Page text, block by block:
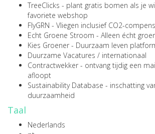
TreeClicks - plant gratis bomen als je
favoriete webshop
FlyGRN - Vliegen inclusief CO2-
Echt Groene Stroom - Alleen écht
Kies Groener - Duurzaam leven
Duurzame Vacatures / internationaal
Contractwekker - ontvang tijdig een
afloopt
Sustainability Database - inschatting
duurzaamheid
Taal
Nederlands